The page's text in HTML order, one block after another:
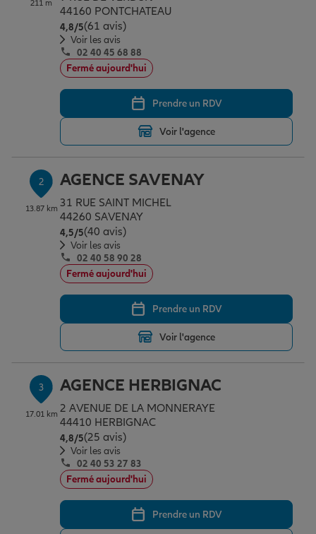
Assurance emprunteur
Prévoyance et dépendance
Assurance animal de compagnie
Protection de la famille
Protection juridique
Épargne & retraite
Plan épargne retraite
Assurance vie
Placements financiers
Investissements immobiliers
Transmission
Vos projets
Partir en vacances
Déménager
Changer de voiture
Départ à la retraite
Conseil assurance
Outre-mer
Assurance auto
Assurance habitation
Garantie des accidents de la vie
Assurance scolaire
Protection juridique
Professionnels
Allianz en France
211 m
44160 PONTCHATEAU
4,8/5Note de 4.8 sur 5
(61 avis)
Voir les avis
02 40 45 68 88
Fermé aujourd'hui
Prendre un RDV
Voir l'agence
2
13.87 km
AGENCE SAVENAY
31 RUE SAINT MICHEL
44260 SAVENAY
4,5/5Note de 4.5 sur 5
(40 avis)
Voir les avis
02 40 58 90 28
Fermé aujourd'hui
Prendre un RDV
Voir l'agence
3
17.01 km
AGENCE HERBIGNAC
2 AVENUE DE LA MONNERAYE
44410 HERBIGNAC
4,8/5Note de 4.8 sur 5
(25 avis)
Voir les avis
02 40 53 27 83
Fermé aujourd'hui
Prendre un RDV